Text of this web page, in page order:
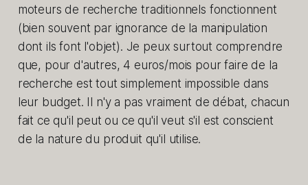
moteurs de recherche traditionnels fonctionnent
(bien souvent par ignorance de la manipulation
dont ils font l'objet). Je peux surtout comprendre
que, pour d'autres, 4 euros/mois pour faire de la
recherche est tout simplement impossible dans
leur budget. Il n'y a pas vraiment de débat, chacun
fait ce qu'il peut ou ce qu'il veut s'il est conscient
de la nature du produit qu'il utilise.